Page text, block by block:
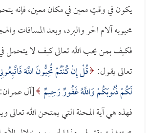
يكون في وقتٍ معين في مكان معين، فإنه
محبوبه آلام الحر والبرد، وبعد المسافات
فكيف بمن يحب الله تعالى كيف لا يتحمل
تعالى يقول: قُلْ إِنْ كُنْتُمْ تُحِبُّونَ اللَّهَ
لَكُمْ ذُنُوبَكُمْ وَاللَّهُ غَفُورٌ رَحِيمٌ [آل عمران:31]؟
فهذه هي آية المحنة التي يمتحن الله تعالى